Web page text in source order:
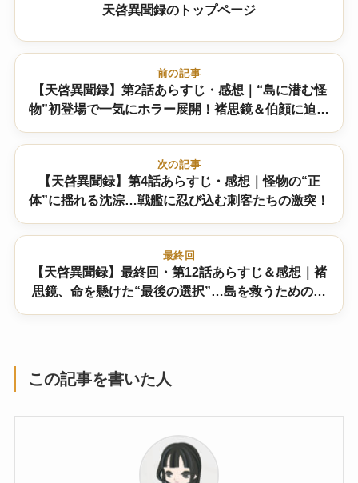
天啓異聞録のトップページ
前の記事
【天啓異聞録】第2話あらすじ・感想｜“島に潜む怪
物”初登場で一気にホラー展開！褚思鏡＆伯顔に迫る
次の記事
【天啓異聞録】第4話あらすじ・感想｜怪物の“正
体”に揺れる沈淙…戦艦に忍び込む刺客たちの激突！
最終回
【天啓異聞録】最終回・第12話あらすじ＆感想｜褚
思鏡、命を懸けた“最後の選択”…島を救うための壮
この記事を書いた人